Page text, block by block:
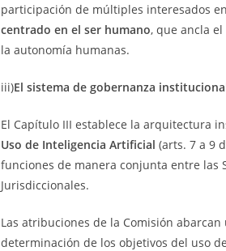
participación de múltiples interesados
centrado en el ser humano, que ancla
la autonomía humanas.
iii)El sistema de gobernanza
El Capítulo III establece la arquitectura
Uso de Inteligencia Artificial (arts. 7 a 9
funciones de manera conjunta entre las
Jurisdiccionales.
Las atribuciones de la Comisión
determinación de los objetivos del uso